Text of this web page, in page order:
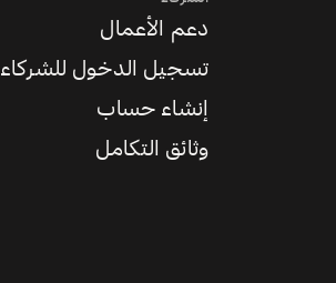
دعم الأعمال
تسجيل الدخول للشركاء
إنشاء حساب
وثائق التكامل